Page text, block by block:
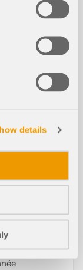
details
toutes les
dans le
l'aluminium
la
de section
vous
(«
»)
de
une